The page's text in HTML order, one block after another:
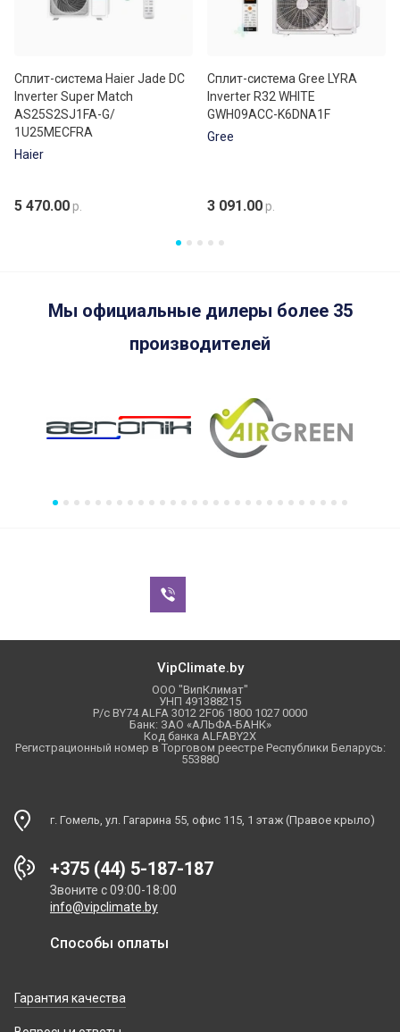
Сплит-система Haier Jade DC
Inverter Super Match
AS25S2SJ1FA-G/
1U25MECFRA
Haier
5 470.00 р.
Сплит-система Gree LYRA
Inverter R32 WHITE
GWH09ACC-K6DNA1F
Gree
3 091.00 р.
Мы официальные дилеры более 35
производителей
VipClimate.by
ООО "ВипКлимат"
УНП 491388215
Р/с BY74 ALFA 3012 2F06 1800 1027 0000
Банк: ЗАО «АЛЬФА-БАНК»
Код банка ALFABY2X
Регистрационный номер в Торговом реестре Республики Беларусь:
553880
г. Гомель, ул. Гагарина 55, офис 115, 1 этаж (Правое крыло)
+375 (44) 5-187-187
Звоните с 09:00-18:00
info@vipclimate.by
Способы оплаты
Гарантия качества